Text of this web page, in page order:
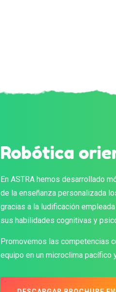
Robótica
En ASTRA hemos desarrollado
de la enseñanza personalizada
gracias a la ludificación
sus habilidades cognitivas y
Promovemos las competencias
equipo en un microclima pacífico